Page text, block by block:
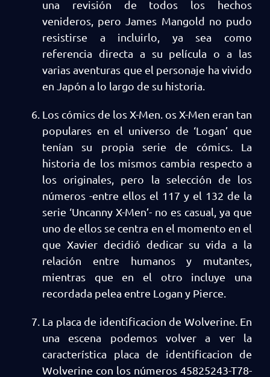
una revisión de todos los hechos
venideros, pero James Mangold no pudo
resistirse a incluirlo, ya sea como
referencia directa a su película o a las
varias aventuras que el personaje ha vivido
en Japón a lo largo de su historia.
Los cómics de los X-Men. os X-Men eran tan
populares en el universo de ‘Logan’ que
tenían su propia serie de cómics. La
historia de los mismos cambia respecto a
los originales, pero la selección de los
números -entre ellos el 117 y el 132 de la
serie ‘Uncanny X-Men’- no es casual, ya que
uno de ellos se centra en el momento en el
que Xavier decidió dedicar su vida a la
relación entre humanos y mutantes,
mientras que en el otro incluye una
recordada pelea entre Logan y Pierce.
La placa de identificacion de Wolverine. En
una escena podemos volver a ver la
característica placa de identificacion de
Wolverine con los números 45825243-T78-